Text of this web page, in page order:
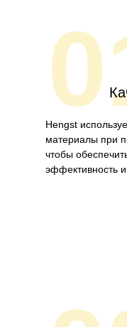
Hengst
материалы при
чтобы
эффективность и